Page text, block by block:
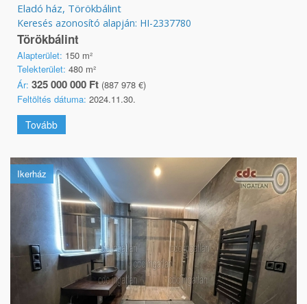
Eladó ház, Törökbálint
Keresés azonosító alapján: HI-2337780
Törökbálint
Alapterület: 150 m²
Telekterület: 480 m²
Ár: 325 000 000 Ft (887 978 €)
Feltöltés dátuma: 2024.11.30.
Tovább
Ikerház